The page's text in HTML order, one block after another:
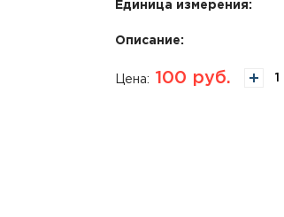
Единица измерения:
Описание:
Цена: 100 руб.